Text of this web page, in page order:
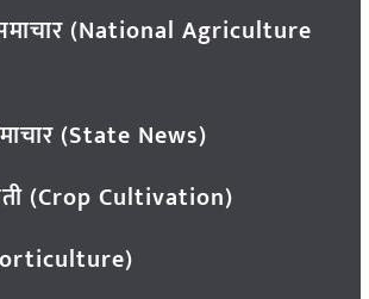
समाचार (National Agriculture
(State News)
(Crop Cultivation)